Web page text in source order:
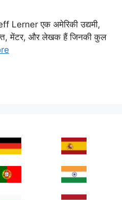
एक अमेरिकी उद्यमी,
मेंटर, और लेखक हैं जिनकी कुल